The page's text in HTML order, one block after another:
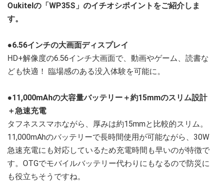
Oukitelの「WP35S」のイチオシポイントをご紹介しま
す。
●6.56インチの大画面ディスプレイ
HD+解像度の6.56インチ大画面で、動画やゲーム、読書な
ども快適！ 臨場感のある没入体験を可能に。
●11,000mAhの大容量バッテリー＋約15mmのスリム設計
＋急速充電
タフネススマホながら、厚みは約15mmと比較的スリム。
11,000mAhのバッテリーで長時間使用が可能ながら、30W
急速充電にも対応しているため充電時間も早いのが特徴で
す。OTGでモバイルバッテリー代わりにもなるので防災に
も役立ちそうですね。